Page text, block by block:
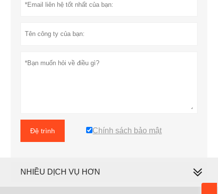
Đệ trình Chính sách bảo mật
NHIỀU DỊCH VỤ HƠN